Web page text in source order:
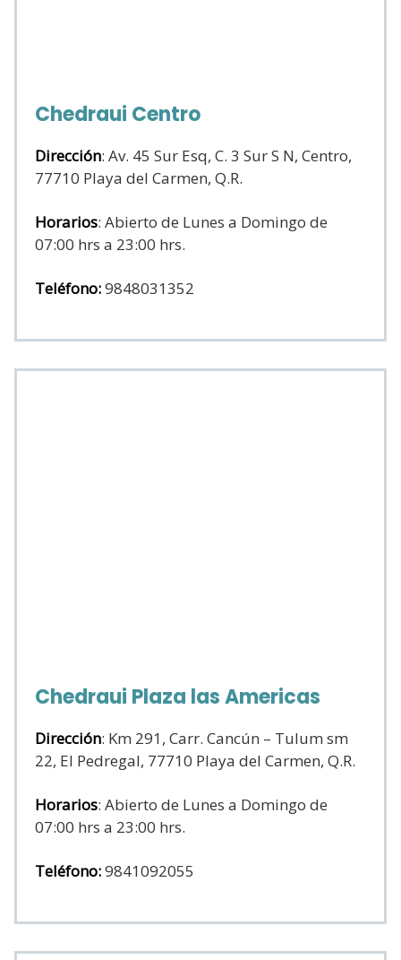
Chedraui Centro
Dirección: Av. 45 Sur Esq, C. 3 Sur S N, Centro,
77710 Playa del Carmen, Q.R.
Horarios: Abierto de Lunes a Domingo de
07:00 hrs a 23:00 hrs.
Teléfono:9848031352
Chedraui Plaza las Americas
Dirección: Km 291, Carr. Cancún – Tulum sm
22, El Pedregal, 77710 Playa del Carmen, Q.R.
Horarios: Abierto de Lunes a Domingo de
07:00 hrs a 23:00 hrs.
Teléfono:9841092055